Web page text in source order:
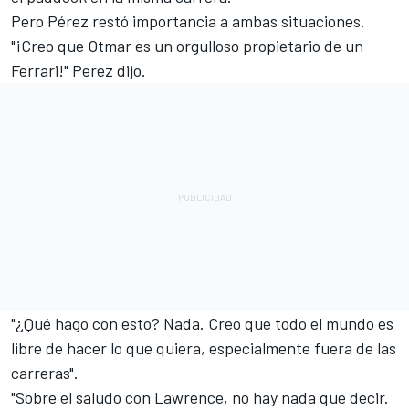
Pero Pérez restó importancia a ambas situaciones.
"¡Creo que Otmar es un orgulloso propietario de un
Ferrari!" Perez dijo.
"¿Qué hago con esto? Nada. Creo que todo el mundo es
libre de hacer lo que quiera, especialmente fuera de las
carreras".
"Sobre el saludo con Lawrence, no hay nada que decir.